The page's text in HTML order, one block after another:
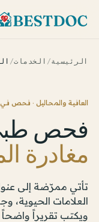
الرئيسية/ الخدمات/
العافية والمحاليل · فحص
فحص
مغادرة
تأتي ممرّضة إلى
العلامات الحيوية،
ويكتب تقريراً واضحاً